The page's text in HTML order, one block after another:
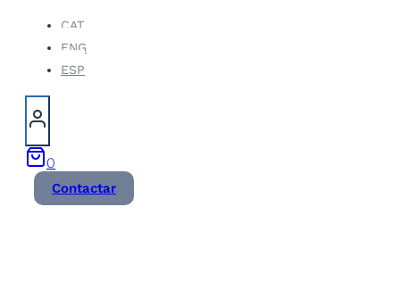
contingut
CAT
ENG
ESP
0
Contactar